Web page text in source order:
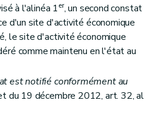
à l'alinéa 1er, un second constat
d'un site d'activité économique
le site d'activité économique
comme maintenu en l'état au
est notifié conformément au
du 19 décembre 2012, art. 32, al